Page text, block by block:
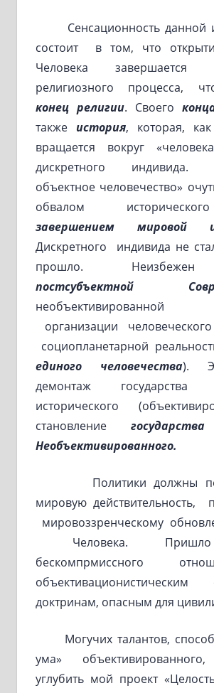
Сенсационность
состоит в том, что
Человека завершается
религиозного процесса,
конец религии. Своего
также история, которая,
вращается вокруг
дискретного индивида.
объектное человечество»
обвалом
завершением мировой
Дискретного индивида не
прошло.
постсубъектной
организации
социопланетарной
единого человечества).
демонтаж государства
исторического
становление
Необъективированного.
Политики должны
мировую действительность,
мировоззренческому
Человека.
бескомпрмиссного
объективационистическим
доктринам, опасным для
Могучих талантов,
ума»
углубить мой проект